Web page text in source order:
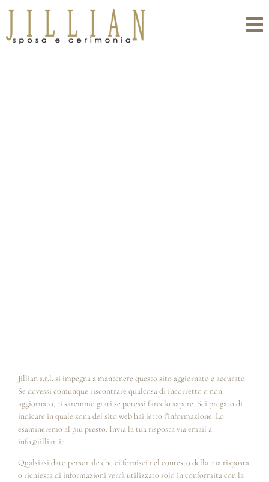
Jillian s.r.l. si impegna a mantenere questo sito aggiornato e accurato.
Se dovessi comunque riscontrare qualcosa di incorretto o non
aggiornato, ti saremmo grati se potessi farcelo sapere. Sei pregato di
indicare in quale zona del sito web hai letto l'informazione. Lo
esamineremo al più presto. Invia la tua risposta via email a:
info@jillian.it.
Qualsiasi dato personale che ci fornisci nel contesto della tua risposta
o richiesta di informazioni verrà utilizzato solo in conformità con la